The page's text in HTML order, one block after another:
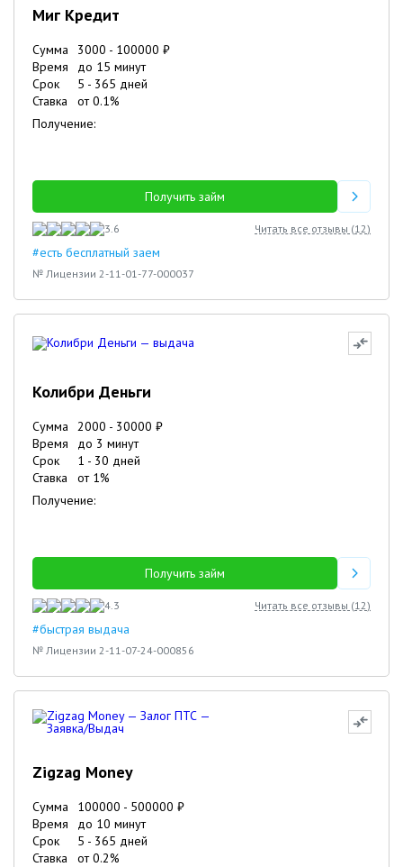
Миг Кредит
Сумма 3000 - 100000 ₽
Время
до 15 минут
Срок
5 - 365 дней
Ставка
от0.1%
Получение:
Получить займ
3.6 Читать все отзывы (12)
#есть бесплатный заем
№ Лицензии 2-11-01-77-000037
Колибри Деньги
Сумма 2000 - 30000 ₽
Время
до 3 минут
Срок
1 - 30 дней
Ставка
от 1%
Получение:
Получить займ
4.3 Читать все отзывы (12)
#быстрая выдача
№ Лицензии 2-11-07-24-000856
Zigzag Money
Сумма 100000 - 500000 ₽
Время
до 10 минут
Срок
5 - 365 дней
Ставка
от0.2%